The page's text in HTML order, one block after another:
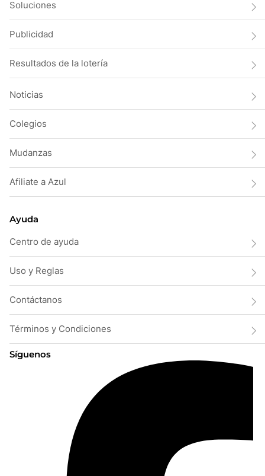
Soluciones
Publicidad
Resultados de la lotería
Noticias
Colegios
Mudanzas
Afiliate a Azul
Ayuda
Centro de ayuda
Uso y Reglas
Contáctanos
Términos y Condiciones
Síguenos